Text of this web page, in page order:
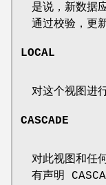
是说，新数据
通过校验，更
LOCAL
对这个视图进
CASCADE
对此视图和任
有声明